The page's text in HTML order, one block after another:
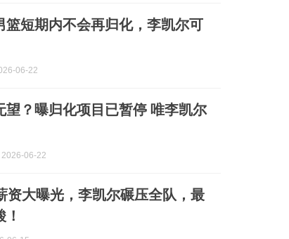
篮短期内不会再归化，李凯尔可
06-22
望？曝归化项目已暂停 唯李凯尔
2026-06-22
资大曝光，李凯尔碾压全队，最